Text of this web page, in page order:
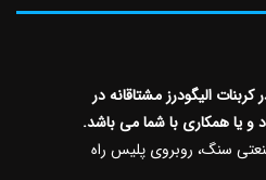
الیگودرز مشتاقانه در
و یا همکاری با شما می باشد.
سنگ، روبروی پلیس راه